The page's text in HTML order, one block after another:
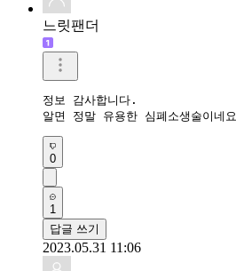
느릿팬더
정보 감사합니다.
알면 정말 유용한 심폐소생술이네요
0
1
답글 쓰기
2023.05.31 11:06